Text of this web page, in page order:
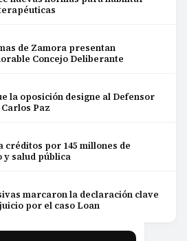
de Zamora presentan
Concejo Deliberante
la oposición designe al Defensor
Paz
créditos por 145 millones de
salud pública
marcaron la declaración clave
por el caso Loan